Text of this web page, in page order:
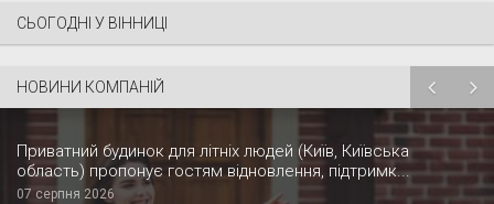
СЬОГОДНІ У ВІННИЦІ
НОВИНИ КОМПАНІЙ
Приватний будинок для літніх людей (Київ, Київська
область) пропонує гостям відновлення, підтримк...
07 серпня 2026